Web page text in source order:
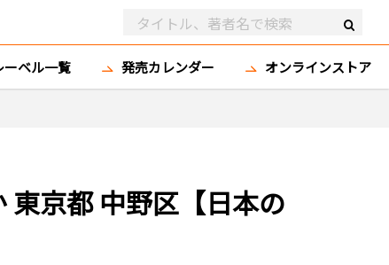
ーベル一覧 発売カレンダー オンラインストア
東京都 中野区【日本の